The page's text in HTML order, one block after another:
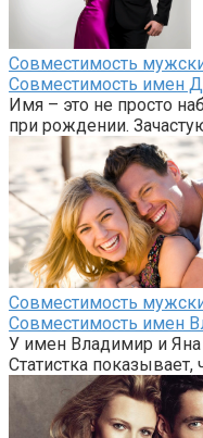
Совместимость
Совместимость имен
Имя – это не просто
при рождении.
Совместимость
Совместимость имен
У имен Владимир и Яна
Статистка показывает,